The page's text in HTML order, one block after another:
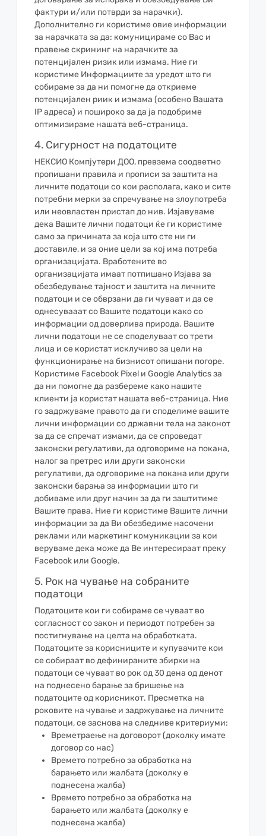
фактури и/или потврди за нарачки).
Дополнително ги користиме овие информации
за нарачката за да: комуницираме со Вас и
правење скрининг на нарачките за
потенцијален ризик или измама. Ние ги
користиме Информациите за уредот што ги
собираме за да ни помогне да откриеме
потенцијален риик и измама (особено Вашата
IP адреса) и пошироко за да ја подобриме
оптимизираме нашата веб-страница.
4. Сигурност на податоците
НЕКСИО Компјутери ДОО, превзема соодветно
пропишани правила и прописи за заштита на
личните податоци со кои располага, како и сите
потребни мерки за спречување на злоупотреба
или неовластен пристап до нив. Изјавуваме
дека Вашите лични податоци ќе ги користиме
само за причината за која што сте ни ги
доставиле, и за оние цели за кој има потреба
организацијата. Вработените во
организацијата имаат потпишано Изјава за
обезбедување тајност и заштита на личните
податоци и се обврзани да ги чуваат и да се
однесувааат со Вашите податоци како со
информации од доверлива природа. Вашите
лични податоци не се споделуваат со трети
лица и се користат исклучиво за цели на
функционирање на бизнисот опишани погоре.
Користиме Facebook Pixel и Google Analytics за
да ни помогне да разбереме како нашите
клиенти ја користат нашата веб-страница. Ние
го задржуваме правото да ги споделиме вашите
лични информации со државни тела на законот
за да се спречат измами, да се спроведат
законски регулативи, да одговориме на покана,
налог за претрес или други законски
регулативи, да одговориме на покана или други
законски барања за информации што ги
добиваме или друг начин за да ги заштитиме
Вашите права. Ние ги користиме Вашите лични
информации за да Ви обезбедиме насочени
реклами или маркетинг комуникации за кои
веруваме дека може да Ве интересираат преку
Facebook или Google.
5. Рок на чување на собраните
податоци
Податоците кои ги собираме се чуваат во
согласност со закон и периодот потребен за
постигнување на целта на обработката.
Податоците за корисниците и купувачите кои
се собираат во дефинираните збирки на
податоци се чуваат во рок од 30 дена од денот
на поднесено барање за бришење на
податоците од корисникот. Пресметка на
роковите на чување и задржување на личните
податоци, се заснова на следниве критериуми:
Времетраење на договорот (доколку имате
договор со нас)
Времето потребно за обработка на
барањето или жалбата (доколку е
поднесена жалба)
Времето потребно за обработка на
барањето или жалбата (доколку е
поднесена жалба)